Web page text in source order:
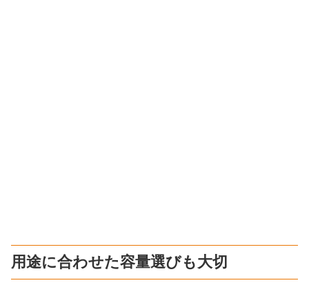
用途に合わせた容量選びも大切